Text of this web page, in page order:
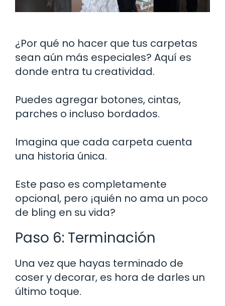
¿Por qué no hacer que tus carpetas
sean aún más especiales? Aquí es
donde entra tu creatividad.
Puedes agregar botones, cintas,
parches o incluso bordados.
Imagina que cada carpeta cuenta
una historia única.
Este paso es completamente
opcional, pero ¡quién no ama un poco
de bling en su vida?
Paso 6: Terminación
Una vez que hayas terminado de
coser y decorar, es hora de darles un
último toque.